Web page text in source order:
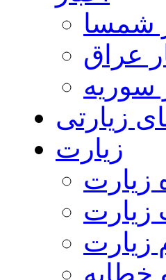
شمسا
عراق
سوریه
زیارتی
زیارت
زیارت
زیارت
زیارت
خطابه